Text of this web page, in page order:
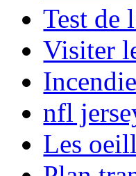
Test de
Visiter
nfl
Les